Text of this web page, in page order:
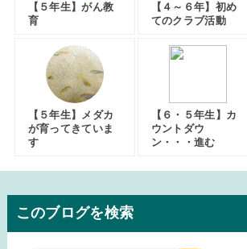
【５年生】がん教
育
【４～６年】初め
てのクラブ活動
【５年生】メダカ
が育ってきていま
す
【６・５年生】カ
ウントダウ
ン・・・進む
このブログを検索